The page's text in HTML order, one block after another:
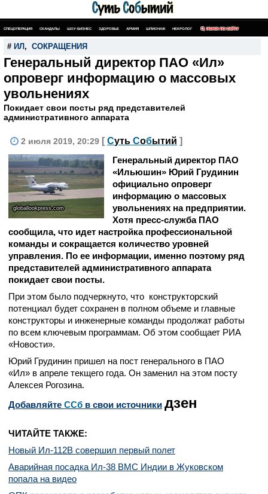
СПЕЦОПЕРАЦИЯ СКАНДАЛЫ ШОУ-БИЗНЕС ЗДОРОВЬЕ АРМИЯ ШПИОНАЖ НЕКРОЛОГ ПОИСК ПО САЙТУ
# ИЛ , СОКРАЩЕНИЯ
Генеральный директор ПАО «Ил»
опроверг информацию о массовых
увольнениях
Покидает свои посты ряд представителей
административного аппарата
2 июля 2019, 20:29 [ Суть Событий ]
globallookpress.com
Генеральный директор ПАО
«Ильюшин» Юрий Грудинин
официально опроверг
информацию о массовых
увольнениях на предприятии.
Хотя пресс-служба ПАО
сообщила, что идет настройка профессиональной
команды и сокращается количество уровней
управления. По ее информации, именно поэтому ряд
представителей административного аппарата
покидает свои посты.
При этом было подчеркнуто, что конструкторский
потенциал будет сохранен в полном объеме и главные
конструкторы и инженерные команды продолжат работы
по всем ключевым программам. Об этом сообщает РИА
«Новости».
Юрий Грудинин пришел на пост генерального в ПАО
«Ил» в апреле текщего года. Он заменил на этом посту
Алексея Рогозина.
Добавляйте CСб в свои источники дзен
ЧИТАЙТЕ ТАКЖЕ:
Новый Ил-112В совершил первый полет
Аварийная посадка Ил-38 ВМС Индии в Жуковском
попала на видео